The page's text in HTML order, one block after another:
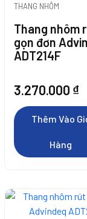
Hàng
Có
Được
Chọn
Trang
Phẩm
THANG NHÔM
Thang nhôm
gọn đơn
ADT214F
3.270.000 ₫
Thêm Vào
Hàng